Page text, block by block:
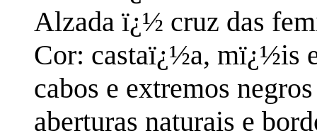
Alzada ï¿½ cruz das
Cor: castaï¿½a, mï¿½is
cabos e extremos
aberturas naturais e